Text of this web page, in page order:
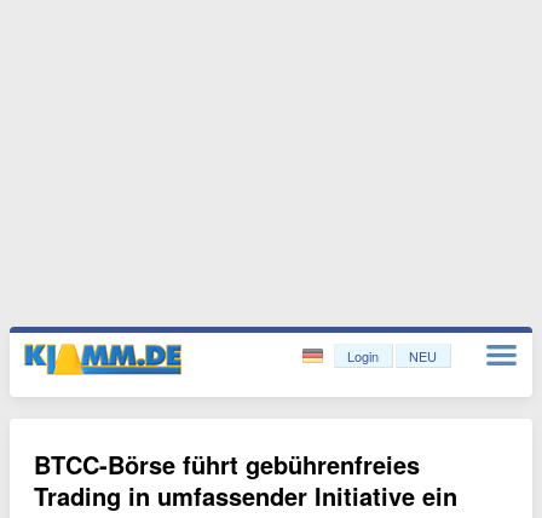
Login NEU
BTCC-Börse führt gebührenfreies
Trading in umfassender Initiative ein